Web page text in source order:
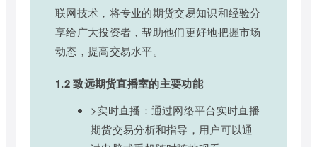
联网技术，将专业的期货交易知识和经验分
享给广大投资者，帮助他们更好地把握市场
动态，提高交易水平。
1.2 致远期货直播室的主要功能
>实时直播：通过网络平台实时直播
期货交易分析和指导，用户可以通